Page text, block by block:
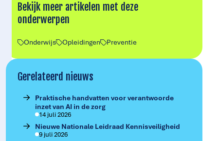
Bekijk meer artikelen met deze
onderwerpen
Onderwijs Opleidingen Preventie
Gerelateerd nieuws
Praktische handvatten voor verantwoorde
inzet van AI in de zorg
14 juli 2026
Nieuwe Nationale Leidraad Kennisveiligheid
9 juli 2026